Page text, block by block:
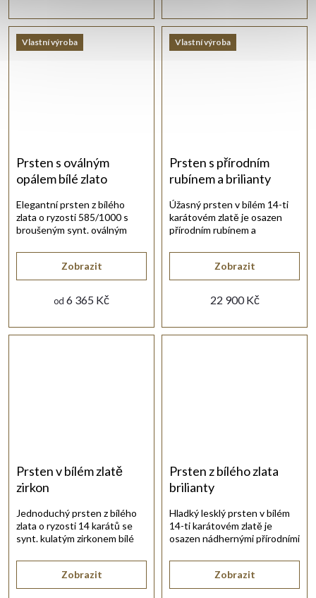
Vlastní výroba
Prsten s oválným
opálem bílé zlato
od 6 365 Kč
Zobrazit
Elegantní prsten z bílého
zlata o ryzosti 585/1000 s
broušeným synt. oválným
Vlastní výroba
Prsten s přírodním
rubínem a brilianty
22 900 Kč
Zobrazit
Úžasný prsten v bílém 14-ti
karátovém zlatě je osazen
přírodním rubínem a
Prsten v bílém zlatě
zirkon
Zobrazit
Jednoduchý prsten z bílého
zlata o ryzosti 14 karátů se
synt. kulatým zirkonem bílé
Prsten z bílého zlata
brilianty
Zobrazit
Hladký lesklý prsten v bílém
14-ti karátovém zlatě je
osazen nádhernými přírodními